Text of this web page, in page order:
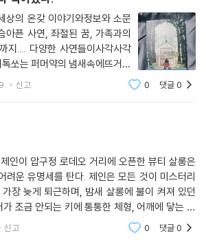
아픈 사연, 좌절된 꿈, 가족과의
지.... 다양한 사연들이사각사각
쏘는 퍼머약의 냄새속에뜨거운
알이 떠다녔다.공중으로 흩어진
신고 0 댓글0
탄다. 제인은 모든 것이 미스터리
흑 같은 머리는 파도처럼 굽실거린다. 제인은 목에 걸린 푸른빛
신고 0 댓글0